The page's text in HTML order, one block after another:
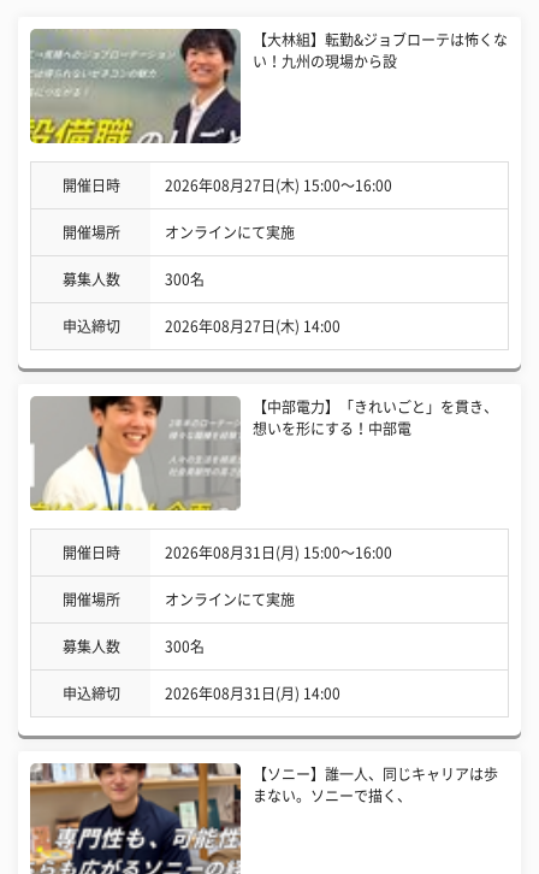
【大林組】転勤&ジョブローテは怖くな
い！九州の現場から設
開催日時 2026年08月27日(木) 15:00〜16:00
開催場所 オンラインにて実施
募集人数 300名
申込締切 2026年08月27日(木) 14:00
【中部電力】「きれいごと」を貫き、
想いを形にする！中部電
開催日時 2026年08月31日(月) 15:00〜16:00
開催場所 オンラインにて実施
募集人数 300名
申込締切 2026年08月31日(月) 14:00
【ソニー】誰一人、同じキャリアは歩
まない。ソニーで描く、